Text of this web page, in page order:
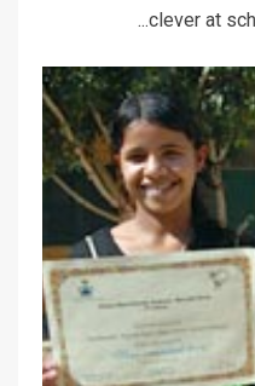
clever at